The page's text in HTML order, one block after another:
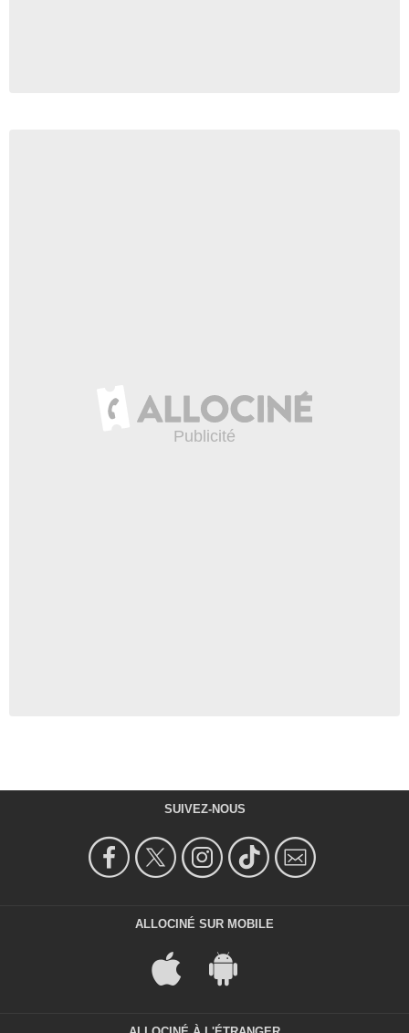
SUIVEZ-NOUS
ALLOCINÉ SUR MOBILE